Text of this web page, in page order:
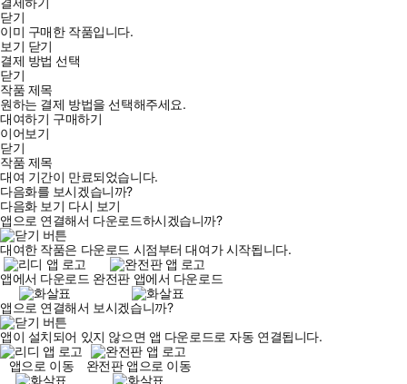
닫기
이미 구매한 작품입니다.
보기 닫기
결제 방법 선택
닫기
작품 제목
원하는 결제 방법을 선택해주세요.
대여하기 구매하기
이어보기
닫기
작품 제목
대여 기간이 만료되었습니다.
다음화를 보시겠습니까?
다음화 보기 다시 보기
앱으로 연결해서 다운로드하시겠습니까?
대여한 작품은 다운로드 시점부터 대여가 시작됩니다.
앱에서 다운로드 완전판 앱에서 다운로드
앱으로 연결해서 보시겠습니까?
앱이 설치되어 있지 않으면 앱 다운로드로 자동 연결됩니다.
앱으로 이동
완전판 앱으로 이동